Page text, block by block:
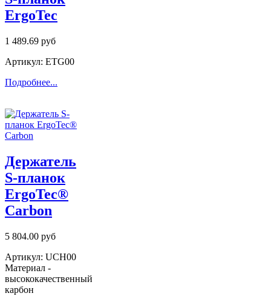
ErgoTec
1 489.69 руб
Артикул: ETG00
Подробнее...
Держатель
S-планок
ErgoTec®
Carbon
5 804.00 руб
Артикул: UCH00
Материал -
высококачественный
карбон